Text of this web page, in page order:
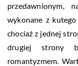
przedawnionym,
wykonane z
chociaż z jednej
drugiej strony
romantyzmem.